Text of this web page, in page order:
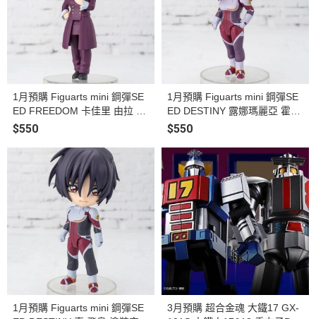
1月預購 Figuarts mini 鋼彈SE
ED FREEDOM 卡佳里 由拉 阿
斯哈 塗裝完成品
$550
1月預購 Figuarts mini 鋼彈SE
ED DESTINY 露娜瑪麗亞 霍克
塗裝完成品
$550
1月預購 Figuarts mini 鋼彈SE
3月預購 超合金魂 大鐵17 GX-